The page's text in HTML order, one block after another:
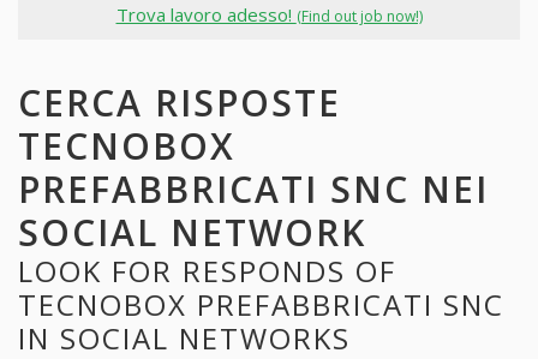
Trova lavoro adesso! (Find out job now!)
CERCA RISPOSTE
TECNOBOX
PREFABBRICATI SNC NEI
SOCIAL NETWORK
LOOK FOR RESPONDS OF
TECNOBOX PREFABBRICATI SNC
IN SOCIAL NETWORKS